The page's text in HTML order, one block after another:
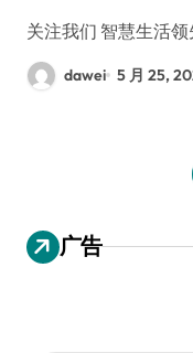
关注我们 智慧生活
dawei 5 月 25,
广告